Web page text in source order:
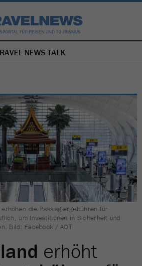
NAVIGATION
ÜBERSPRINGEN
NEWS TALK
die Passagiergebühren für
um Investitionen in Sicherheit und
Bild: Facebook / AOT
erhöht